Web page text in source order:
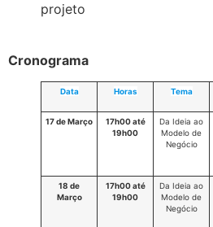
projeto
Cronograma
Data Horas Tema
17 de Março
17h00 até
19h00
Da Ideia ao
Modelo de
Negócio
18 de
Março
17h00 até
19h00
Da Ideia ao
Modelo de
Negócio